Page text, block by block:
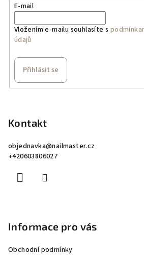
E-mail
Vložením e-mailu souhlasíte s
údajů
Přihlásit se
Kontakt
objednavka@nailmaster.cz
+420603806027
Informace pro vás
Obchodní podmínky